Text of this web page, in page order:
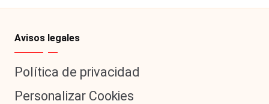
Avisos legales
Política de privacidad
Personalizar Cookies